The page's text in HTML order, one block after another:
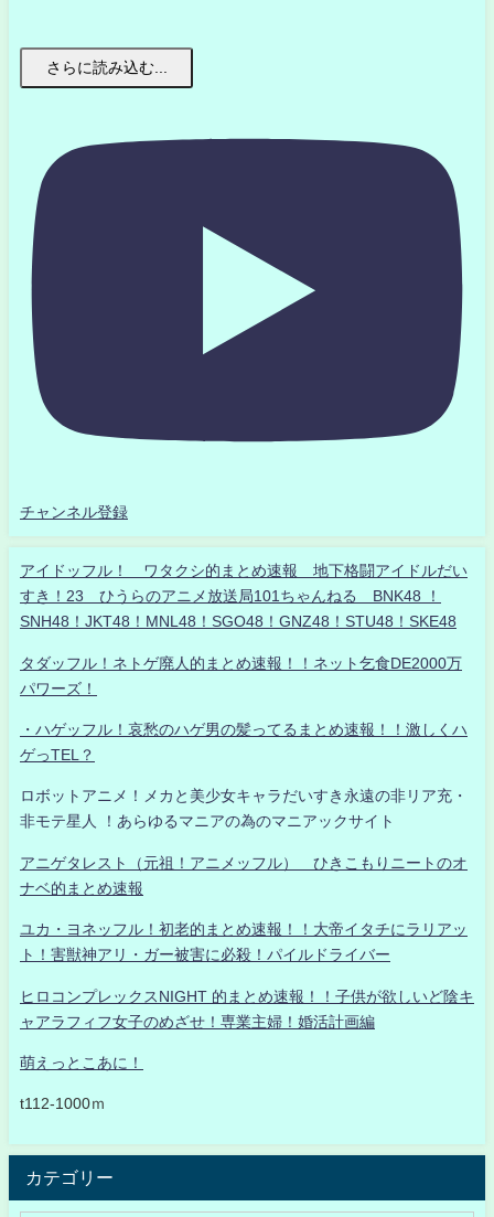
さらに読み込む...
チャンネル登録
アイドッフル！ ワタクシ的まとめ速報 地下格闘アイドルだい
すき！23 ひうらのアニメ放送局101ちゃんねる BNK48 ！
SNH48！JKT48！MNL48！SGO48！GNZ48！STU48！SKE48
タダッフル！ネトゲ廃人的まとめ速報！！ネット乞食DE2000万
パワーズ！
・ハゲッフル！哀愁のハゲ男の髪ってるまとめ速報！！激しくハ
ゲっTEL？
ロボットアニメ！メカと美少女キャラだいすき永遠の非リア充・
非モテ星人 ！あらゆるマニアの為のマニアックサイト
アニゲタレスト（元祖！アニメッフル） ひきこもりニートのオ
ナベ的まとめ速報
ユカ・ヨネッフル！初老的まとめ速報！！大帝イタチにラリアッ
ト！害獣神アリ・ガー被害に必殺！パイルドライバー
ヒロコンプレックスNIGHT 的まとめ速報！！子供が欲しいど陰キ
ャアラフィフ女子のめざせ！専業主婦！婚活計画編
萌えっとこあに！
t112-1000ｍ
カテゴリー